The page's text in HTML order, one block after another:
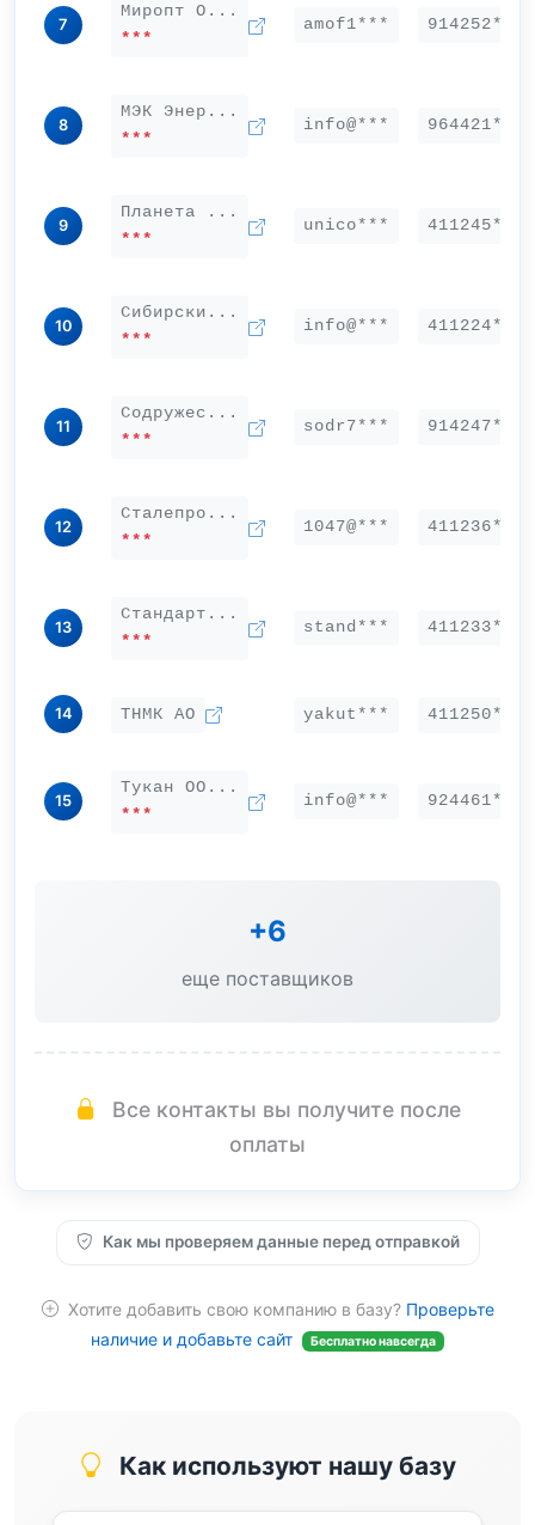
7
Миропт О...
***
amof1*** 914252***
8
МЭК Энер...
***
info@*** 964421***
9
Планета ...
***
unico*** 411245***
10
Сибирски...
***
info@*** 411224***
11
Содружес...
***
sodr7*** 914247***
12
Сталепро...
***
1047@*** 411236***
13
Стандарт...
***
stand*** 411233***
14 ТНМК АО yakut*** 411250***
15
Тукан ОО...
***
info@*** 924461***
+6
еще поставщиков
Все контакты вы получите после
оплаты
Как мы проверяем данные перед отправкой
Хотите добавить свою компанию в базу? Проверьте
наличие и добавьте сайт
Бесплатно навсегда
Как используют нашу базу